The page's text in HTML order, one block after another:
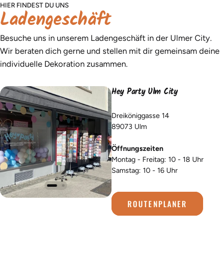
HIER FINDEST DU UNS
Ladengeschäft
Besuche uns in unserem Ladengeschäft in der Ulmer City.
Wir beraten dich gerne und stellen mit dir gemeinsam deine
individuelle Dekoration zusammen.
Hey Party Ulm City
Dreiköniggasse 14
89073 Ulm
Öffnungszeiten
Montag - Freitag: 10 - 18 Uhr
Samstag: 10 - 16 Uhr
ROUTENPLANER